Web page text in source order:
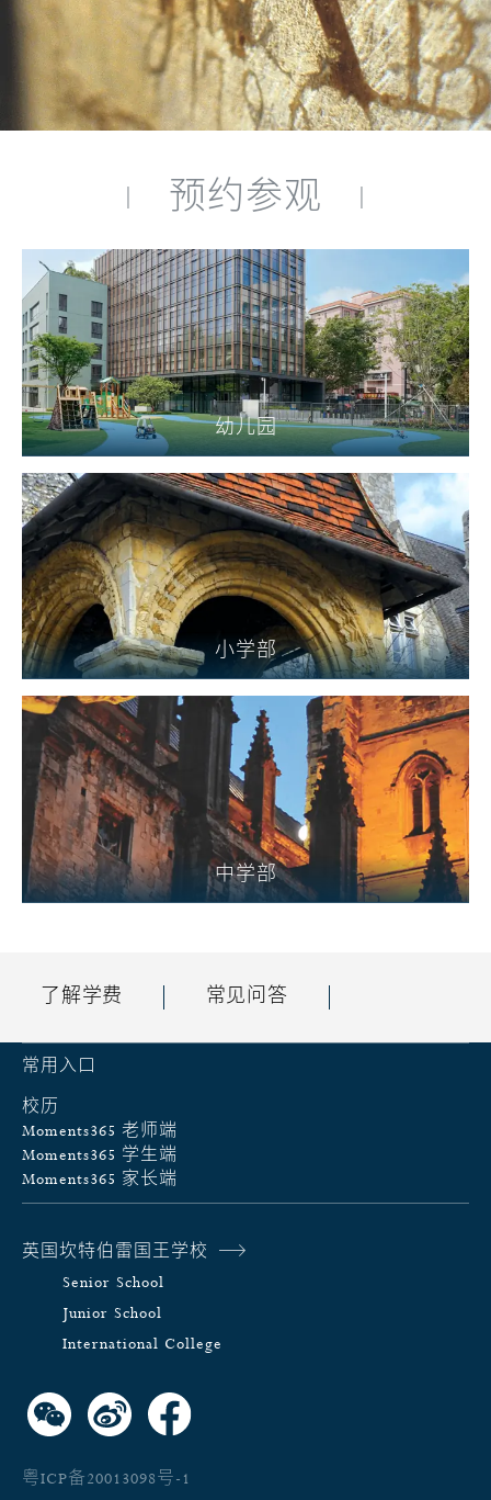
| 预约参观 |
幼儿园
查看更多
小学部
查看更多
中学部
了解学费 常见问答
常用入口
校历
Moments365 老师端
Moments365 学生端
Moments365 家长端
英国坎特伯雷国王学校
Senior School
Junior School
International College
粤ICP备20013098号-1